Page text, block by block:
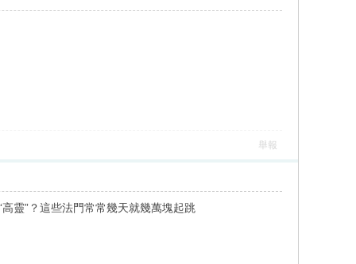
舉報
靈”？這些法門常常幾天就幾萬塊起跳